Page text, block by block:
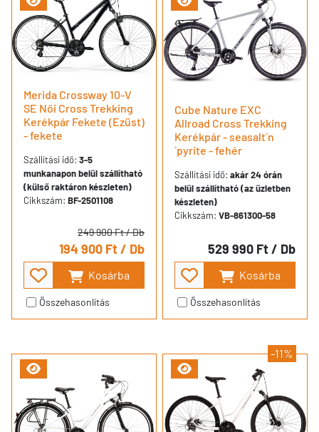
Merida Crossway 10-V
SE Női Cross Trekking
Kerékpár Fekete (Ezüst)
- fekete
Szállítási idő: 3-5
munkanapon belül szállítható
(külső raktáron készleten)
Cikkszám: BF-2501108
249 900 Ft/ Db
194 900 Ft/ Db
Kosárba
Összehasonlítás
Cube Nature EXC
Allroad Cross Trekking
Kerékpár - seasalt´n
´pyrite - fehér
Szállítási idő: akár 24 órán
belül szállítható (az üzletben
készleten)
Cikkszám: VB-861300-58
529 990 Ft/ Db
Kosárba
Összehasonlítás
-11%